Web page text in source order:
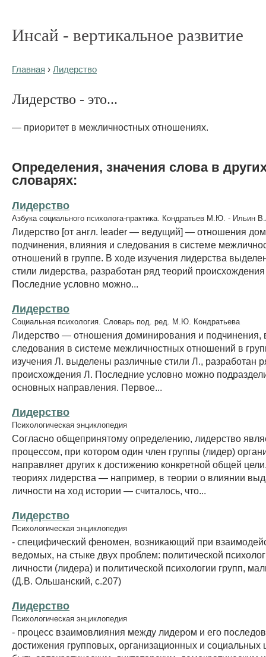
Инсай - вертикальное развитие
Главная › Лидерство
Лидерство - это...
— приоритет в межличностных отношениях.
Определения, значения слова в
словарях:
Лидерство
Азбука социального психолога-практика. Кондратьев М.Ю. - Ильин
Лидерство [от англ. leader — ведущий] — отношения
подчинения, влияния и следования в системе
отношений в группе. В ходе изучения лидерства
стили лидерства, разработан ряд теорий
Последние условно можно...
Лидерство
Социальная психология. Словарь под. ред. М.Ю. Кондратьева
Лидерство — отношения доминирования и подчинения,
следования в системе межличностных отношений в
изучения Л. выделены различные стили Л., разработан
происхождения Л. Последние условно можно
основных направления. Первое...
Лидерство
Психологическая энциклопедия
Согласно общепринятому определению, лидерство
процессом, при котором один член группы (лидер)
направляет других к достижению конкретной общей
теориях лидерства — например, в теории о влиянии
личности на ход истории — считалось, что...
Лидерство
Психологическая энциклопедия
- специфический феномен, возникающий при
ведомых, на стыке двух проблем: политической
личности (лидера) и политической психологии групп,
(Д.В. Ольшанский, с.207)
Лидерство
Психологическая энциклопедия
- процесс взаимовлияния между лидером и его
достижения групповых, организационных и социальных